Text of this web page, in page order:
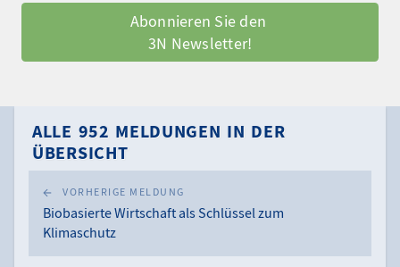
Abonnieren Sie den
3N Newsletter!
ALLE 952 MELDUNGEN IN DER
ÜBERSICHT
VORHERIGE MELDUNG
Biobasierte Wirtschaft als Schlüssel zum
Klimaschutz